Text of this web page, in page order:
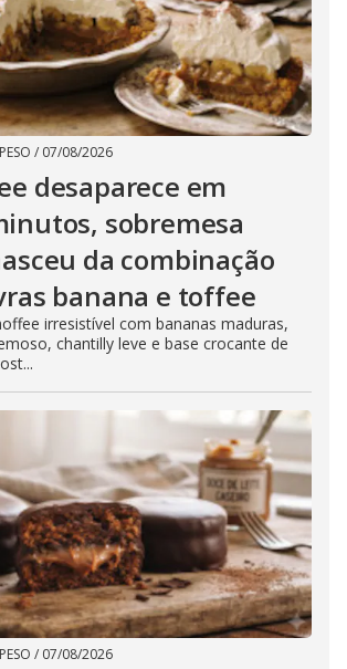
/ 07/08/2026
desaparece em
sobremesa
da combinação
banana e toffee
irresistível com bananas maduras,
chantilly leve e base crocante de
/ 07/08/2026